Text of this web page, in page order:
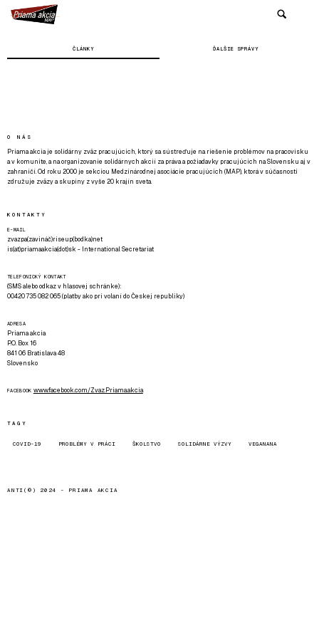
ČLÁNKY ĎALŠIE SPRÁVY
O NÁS
Priama akcia je solidárny zväz pracujúcich, ktorý sa sústreďuje na riešenie problémov na pracovisku
a v komunite, a na organizovanie solidárnych akcií za práva a požiadavky pracujúcich na Slovensku aj v
zahraničí. Od roku 2000 je sekciou Medzinárodnej asociácie pracujúcich (MAP), ktorá v súčasnosti
združuje zväzy a skupiny z vyše 20 krajín sveta.
KONTAKTY
E-MAIL
zvazpa(zavináč)riseup(bodka)net
is(at)priamaakcia(dot)sk - International Secretariat
TELEFONICKÝ KONTAKT
(SMS alebo odkaz v hlasovej schránke):
00420 735 082 065 (platby ako pri volaní do Českej republiky)
ADRESA
Priama akcia
P.O. Box 16
841 06 Bratislava 48
Slovensko
FACEBOOK www.facebook.com/Zvaz.Priama.akcia
TAGY
COVID-19 PROBLÉMY V PRÁCI ŠKOLSTVO SOLIDÁRNE VÝZVY VEGANANA
ANTI(©) 2024 - PRIAMA AKCIA